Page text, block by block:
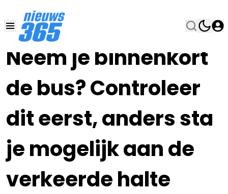
Neem je binnenkort
de bus? Controleer
dit eerst, anders sta
je mogelijk aan de
verkeerde halte
28 JUN , 13:00•